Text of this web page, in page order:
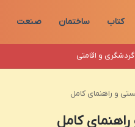
کتاب ساختمان صنعت
گردشگری و اقامتی